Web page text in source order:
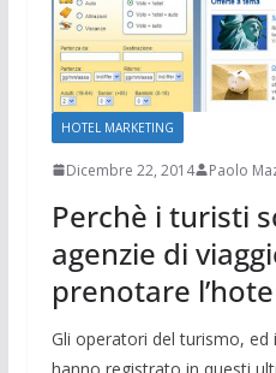
HOTEL MARKETING
Dicembre 22, 2014 Paolo
Perchè i turisti
agenzie di
prenotare
Gli operatori del turismo, ed
hanno registrato in questi